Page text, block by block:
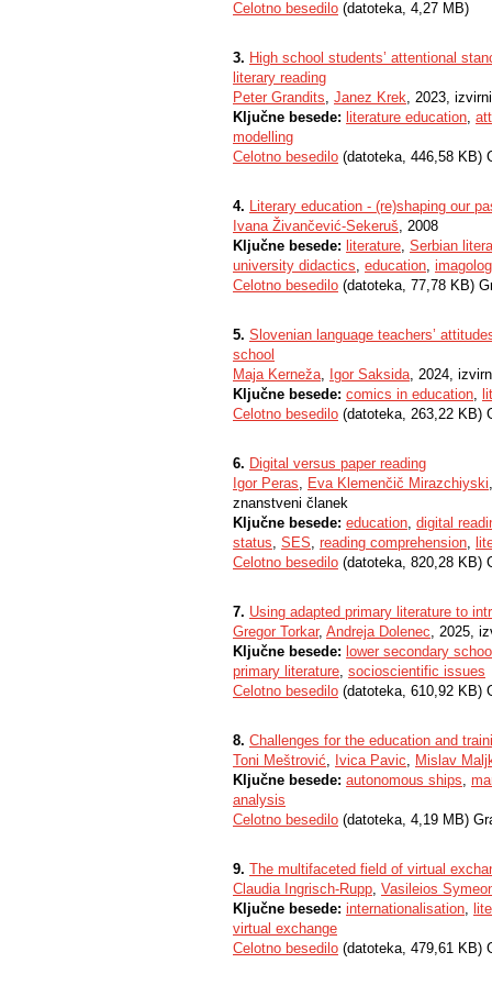
Celotno besedilo (datoteka, 4,27 MB)
3. High school students’ attentional
literary reading
Peter Grandits, Janez Krek, 2023,
Ključne besede: literature education,
modelling
Celotno besedilo (datoteka, 446,58 KB)
4. Literary education - (re)shaping our
Ivana Živančević-Sekeruš, 2008
Ključne besede: literature, Serbian
university didactics, education,
Celotno besedilo (datoteka, 77,78 KB)
5. Slovenian language teachers’
school
Maja Kerneža, Igor Saksida, 2024,
Ključne besede: comics in education,
Celotno besedilo (datoteka, 263,22 KB)
6. Digital versus paper reading
Igor Peras, Eva Klemenčič Mirazchiyski
znanstveni članek
Ključne besede: education, digital
status, SES, reading comprehension,
Celotno besedilo (datoteka, 820,28 KB)
7. Using adapted primary literature to
Gregor Torkar, Andreja Dolenec, 2025,
Ključne besede: lower secondary
primary literature, socioscientific issues
Celotno besedilo (datoteka, 610,92 KB)
8. Challenges for the education and
Toni Meštrović, Ivica Pavic, Mislav
Ključne besede: autonomous ships,
analysis
Celotno besedilo (datoteka, 4,19 MB)
9. The multifaceted field of virtual
Claudia Ingrisch-Rupp, Vasileios
Ključne besede: internationalisation,
virtual exchange
Celotno besedilo (datoteka, 479,61 KB)